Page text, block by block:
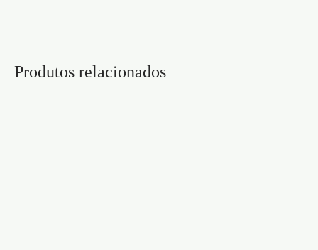
Produtos relacionados